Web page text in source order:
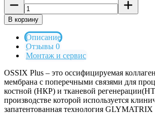
В корзину
Описание
Отзывы 0
Монтаж и сервис
OSSIX Plus – это оссифицируемая
мембрана с поперечными связями для
костной (НКР) и тканевой
производстве которой используется
запатентованная технология GLYMATRIX